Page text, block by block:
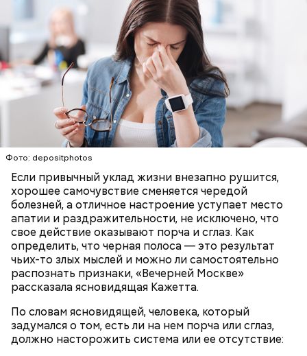
Фото: depositphotos
Если привычный уклад жизни внезапно рушится,
хорошее самочувствие сменяется чередой
болезней, а отличное настроение уступает место
апатии и раздражительности, не исключено, что
свое действие оказывают порча и сглаз. Как
определить, что черная полоса — это результат
чьих-то злых мыслей и можно ли самостоятельно
распознать признаки, «Вечерней Москве»
рассказала ясновидящая Кажетта.
По словам ясновидящей, человека, который
задумался о том, есть ли на нем порча или сглаз,
должно насторожить система или ее отсутствие:
— Бояться шаровых молний не надо, важно
сохранять спокойствие. Обычная молния — это
серьезно, особенно если находитесь в воде, около
высоких зданий и предметов, около деревьев, —
отметил ученый.
Макеев ежегодно встречается с коллегами по
ликвидации аварии на Чернобыльской АЭС. По его
словам, «старая дружба не ржавеет». При встречах
ликвидаторы в основном разговаривают о личном,
о том, как дела, что нового произошло за год.